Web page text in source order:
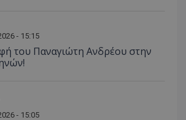
- 15:15
του Παναγιώτη Ανδρέου στην
- 15:05